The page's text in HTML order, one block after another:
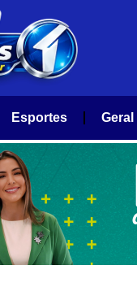
Esportes Geral